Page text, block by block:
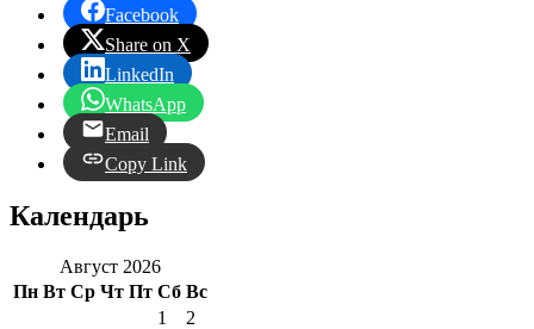
Facebook
Share on X
LinkedIn
WhatsApp
Email
Copy Link
Календарь
Август 2026
Пн Вт Ср Чт Пт Сб Вс
1
2